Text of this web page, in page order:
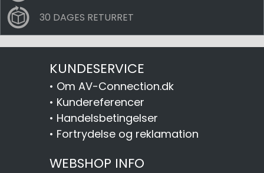
30 DAGES RETURRET
KUNDESERVICE
• Om AV-Connection.dk
• Kundereferencer
• Handelsbetingelser
• Fortrydelse og reklamation
WEBSHOP INFO